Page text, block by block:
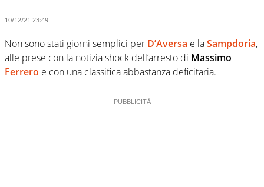
10/12/21 23:49
Non sono stati giorni semplici per D’Aversa e laSampdoria,
alle prese con la notizia shock dell’arresto di Massimo
Ferrero e con una classifica abbastanza deficitaria.